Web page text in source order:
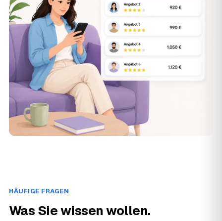
HÄUFIGE FRAGEN
Was Sie wissen wollen.